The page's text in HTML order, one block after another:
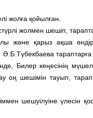
жолға қойылған.
жолмен шешіп,
және қарыз ақша
Билер кеңесінің
оң шешімін тауып,
шешуілуіне үлесін